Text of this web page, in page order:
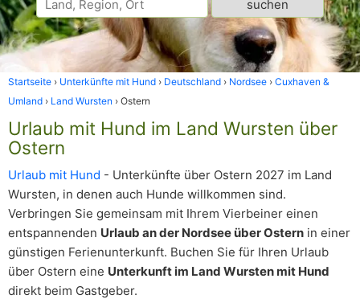
Startseite Unterkünfte mit Hund Deutschland Nordsee
Cuxhaven &
Umland
Land Wursten Ostern
Urlaub mit Hund im Land Wursten über
Ostern
Urlaub mit Hund - Unterkünfte über Ostern 2027 im Land
Wursten, in denen auch Hunde willkommen sind.
Verbringen Sie gemeinsam mit Ihrem Vierbeiner einen
entspannenden Urlaub an der Nordsee über Ostern in einer
günstigen Ferienunterkunft. Buchen Sie für Ihren Urlaub
über Ostern eine Unterkunft im Land Wursten mit Hund
direkt beim Gastgeber.